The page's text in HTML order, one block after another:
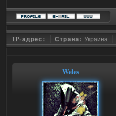
IP-адрес: Страна: Украина
Weles